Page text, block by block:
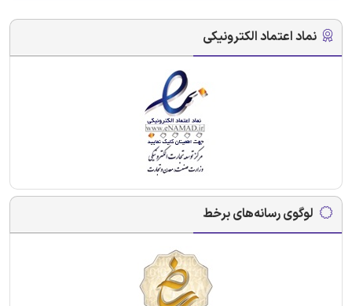
نماد اعتماد الکترونیکی
لوگوی رسانه‌های برخط